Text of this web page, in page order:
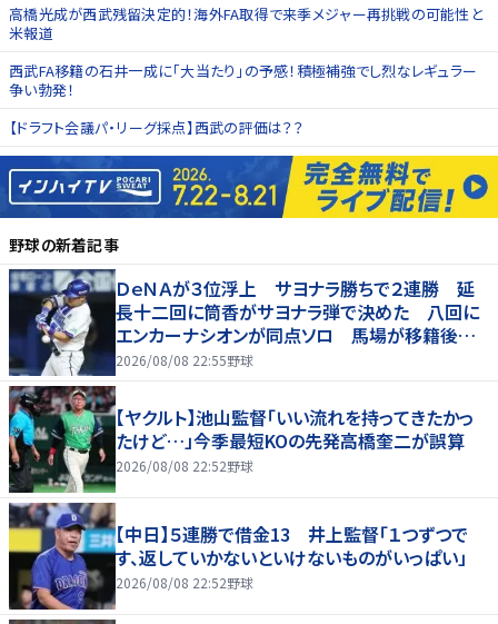
高橋光成が西武残留決定的！海外FA取得で来季メジャー再挑戦の可能性と
米報道
西武FA移籍の石井一成に「大当たり」の予感！積極補強でし烈なレギュラー
争い勃発！
【ドラフト会議パ・リーグ採点】西武の評価は？？
野球の新着記事
ＤｅＮＡが３位浮上 サヨナラ勝ちで２連勝 延
長十二回に筒香がサヨナラ弾で決めた 八回に
エンカーナシオンが同点ソロ 馬場が移籍後初
勝利
2026/08/08 22:55野球
【ヤクルト】池山監督「いい流れを持ってきたかっ
たけど…」今季最短KOの先発高橋奎二が誤算
2026/08/08 22:52野球
【中日】５連勝で借金13 井上監督「１つずつで
す、返していかないといけないものがいっぱい」
2026/08/08 22:52野球